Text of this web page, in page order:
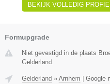
BEKIJK VOLLEDIG PROFIEL
Formupgrade
Niet gevestigd in de plaats
Gelderland.
Gelderland » Arnhem Google